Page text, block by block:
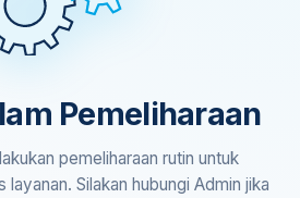
Pemeliharaan
pemeliharaan rutin untuk
layanan. Silakan hubungi Admin jika